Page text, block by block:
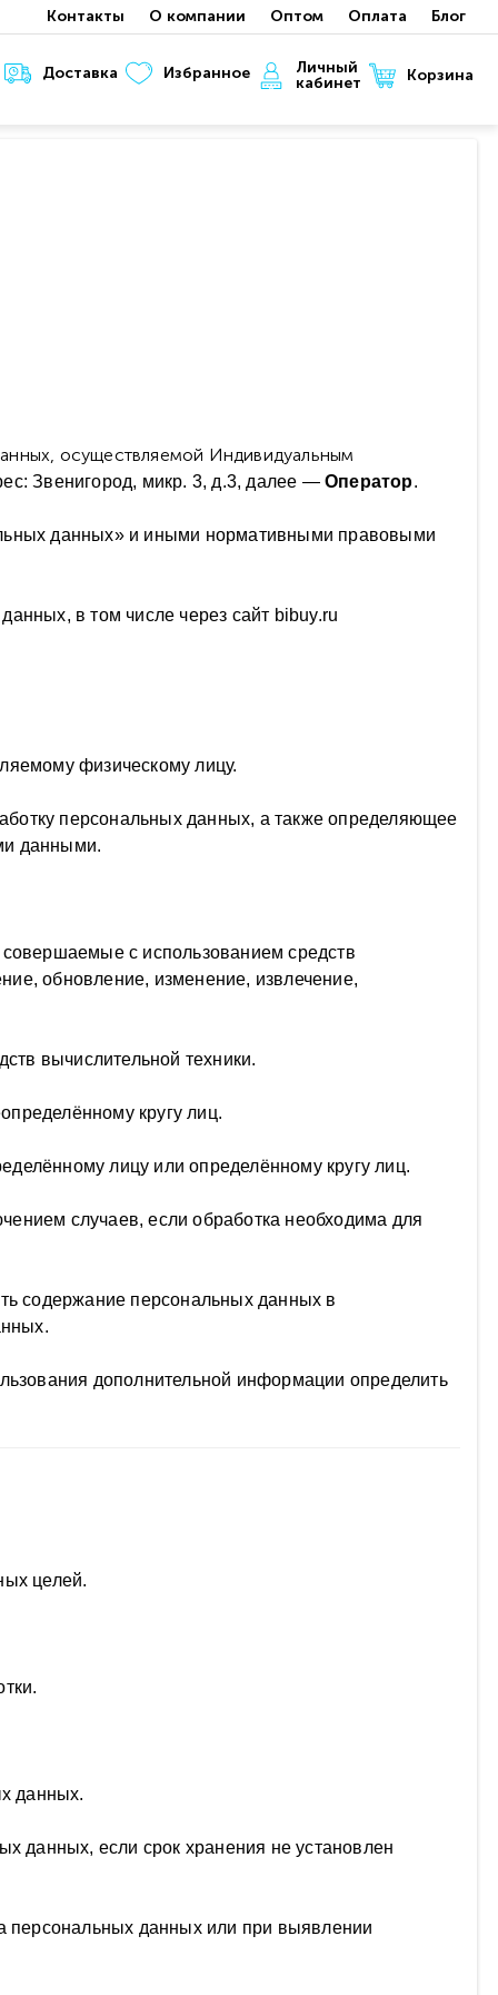
Контакты О компании Оптом Оплата Блог
Доставка Избранное
Личный
кабинет
Корзина
осуществляемой Индивидуальным
Звенигород, микр. 3, д.3, далее —Оператор.
данных» и иными нормативными правовыми
в том числе через сайт bibuy.ru
физическому лицу.
персональных данных, а также определяющее
данными.
с использованием средств
обновление, изменение, извлечение,
вычислительной техники.
кругу лиц.
лицу или определённому кругу лиц.
случаев, если обработка необходима для
содержание персональных данных в
дополнительной информации определить
целей.
данных.
данных, если срок хранения не установлен
персональных данных или при выявлении